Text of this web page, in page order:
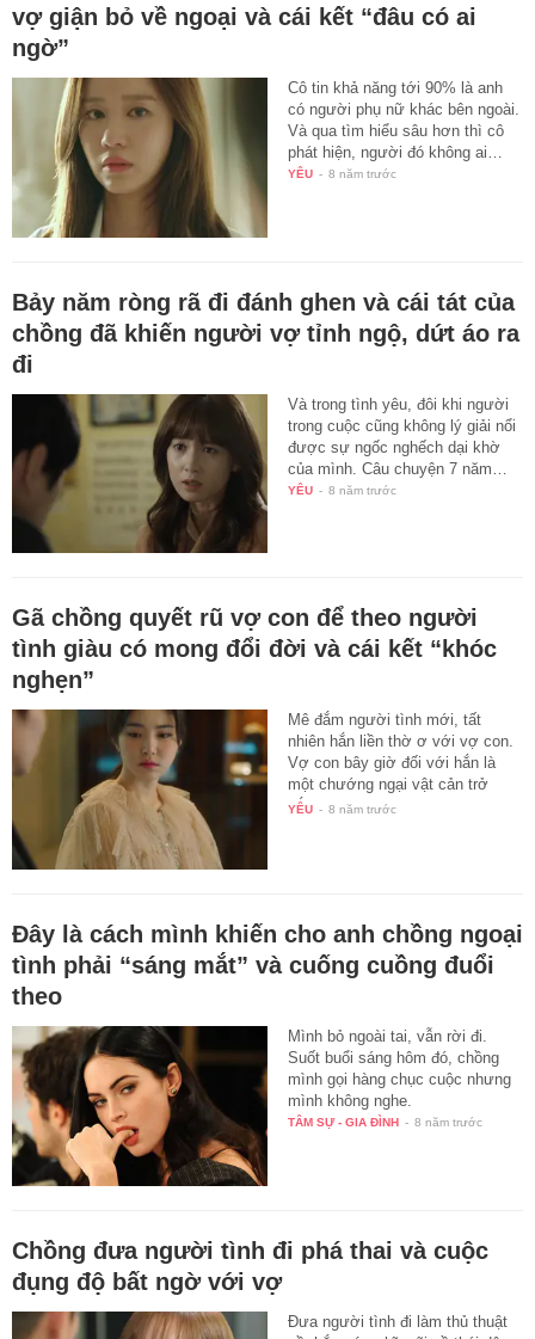
vợ giận bỏ về ngoại và cái kết “đâu có ai
ngờ”
Cô tin khả năng tới 90% là anh
có người phụ nữ khác bên ngoài.
Và qua tìm hiểu sâu hơn thì cô
phát hiện, người đó không ai…
YÊU - 8 năm trước
Bảy năm ròng rã đi đánh ghen và cái tát của
chồng đã khiến người vợ tỉnh ngộ, dứt áo ra
đi
Và trong tình yêu, đôi khi người
trong cuộc cũng không lý giải nổi
được sự ngốc nghếch dại khờ
của mình. Câu chuyện 7 năm…
YÊU - 8 năm trước
Gã chồng quyết rũ vợ con để theo người
tình giàu có mong đổi đời và cái kết “khóc
nghẹn”
Mê đắm người tình mới, tất
nhiên hắn liền thờ ơ với vợ con.
Vợ con bây giờ đối với hắn là
một chướng ngại vật cản trở
hắn…
YÊU - 8 năm trước
Đây là cách mình khiến cho anh chồng ngoại
tình phải “sáng mắt” và cuống cuồng đuổi
theo
Mình bỏ ngoài tai, vẫn rời đi.
Suốt buổi sáng hôm đó, chồng
mình gọi hàng chục cuộc nhưng
mình không nghe.
TÂM SỰ - GIA ĐÌNH - 8 năm trước
Chồng đưa người tình đi phá thai và cuộc
đụng độ bất ngờ với vợ
Đưa người tình đi làm thủ thuật